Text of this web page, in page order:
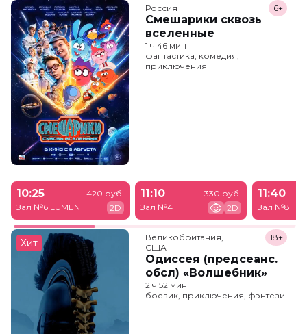
Россия
Смешарики сквозь
вселенные
6+
1 ч 46 мин
фантастика, комедия,
приключения
10:25
Зал №6 LUMEN
420 руб.
2D
11:10
Зал №4
330 руб.
2D
11:40
Зал №8
Хит
Великобритания,
США
Одиссея (предсеанс.
обсл) «Волшебник»
18+
2 ч 52 мин
боевик, приключения, фэнтези